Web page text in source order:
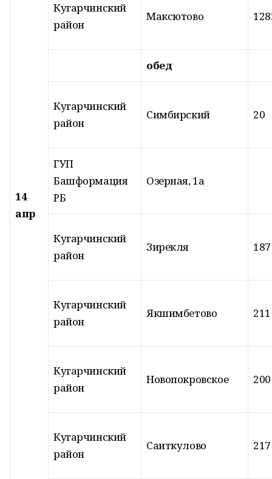
14
апр
Кугарчинский
район
Максютово
обед
Кугарчинский
район
Симбирский 20
ГУП
Башформация
РБ
Озерная, 1а
Кугарчинский
район
Зирекля 187
Кугарчинский
район
Якшимбетово 211
Кугарчинский
район
Новопокровское 200
Кугарчинский
район
Саиткулово 217